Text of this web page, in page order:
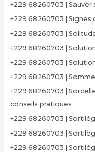
+229 68260703 | Sauver
+229 68260703 |
+229 68260703 |
+229 68260703 |
+229 68260703 |
+229 68260703 |
+229 68260703 |
conseils pratiques
+229 68260703 |
+229 68260703 |
+229 68260703 |